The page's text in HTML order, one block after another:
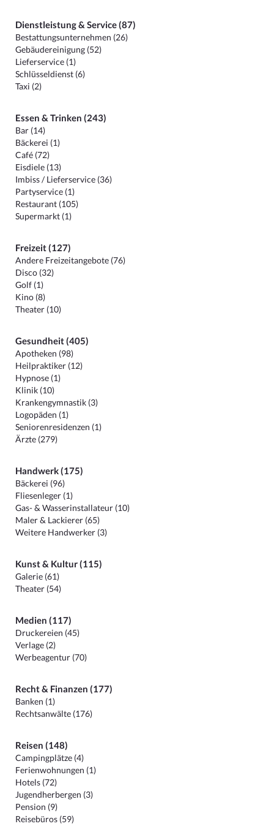
Dienstleistung & Service (87)
Bestattungsunternehmen (26)
Gebäudereinigung (52)
Lieferservice (1)
Schlüsseldienst (6)
Taxi (2)
Essen & Trinken (243)
Bar (14)
Bäckerei (1)
Café (72)
Eisdiele (13)
Imbiss / Lieferservice (36)
Partyservice (1)
Restaurant (105)
Supermarkt (1)
Freizeit (127)
Andere Freizeitangebote (76)
Disco (32)
Golf (1)
Kino (8)
Theater (10)
Gesundheit (405)
Apotheken (98)
Heilpraktiker (12)
Hypnose (1)
Klinik (10)
Krankengymnastik (3)
Logopäden (1)
Seniorenresidenzen (1)
Ärzte (279)
Handwerk (175)
Bäckerei (96)
Fliesenleger (1)
Gas- & Wasserinstallateur (10)
Maler & Lackierer (65)
Weitere Handwerker (3)
Kunst & Kultur (115)
Galerie (61)
Theater (54)
Medien (117)
Druckereien (45)
Verlage (2)
Werbeagentur (70)
Recht & Finanzen (177)
Banken (1)
Rechtsanwälte (176)
Reisen (148)
Campingplätze (4)
Ferienwohnungen (1)
Hotels (72)
Jugendherbergen (3)
Pension (9)
Reisebüros (59)